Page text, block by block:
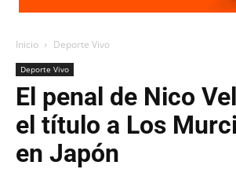
Inicio Deporte Vivo
Deporte Vivo
El penal de Nico
el título a Los
en Japón